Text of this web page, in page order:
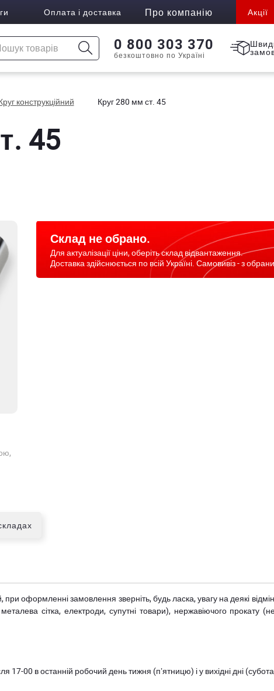
Оплата і доставка Про компанію Акції
0 800 303 370
безкоштовно по Україні
конструкційний Круг 280 мм ст. 45
45
Склад не обрано.
Для актуалізації ціни, оберіть склад відвантаження.
Доставка здійснюється по всій Україні. Самовивіз - з
оформленні замовлення зверніть, будь ласка, увагу на деякі
металева сітка, електроди, супутні товари), нержавіючого прокату
17-00 в останній робочий день тижня (пʼятницю) і у вихідні дні